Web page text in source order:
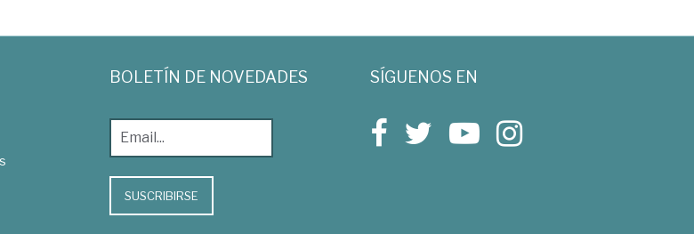
BOLETÍN DE NOVEDADES
SUSCRIBIRSE
SÍGUENOS EN